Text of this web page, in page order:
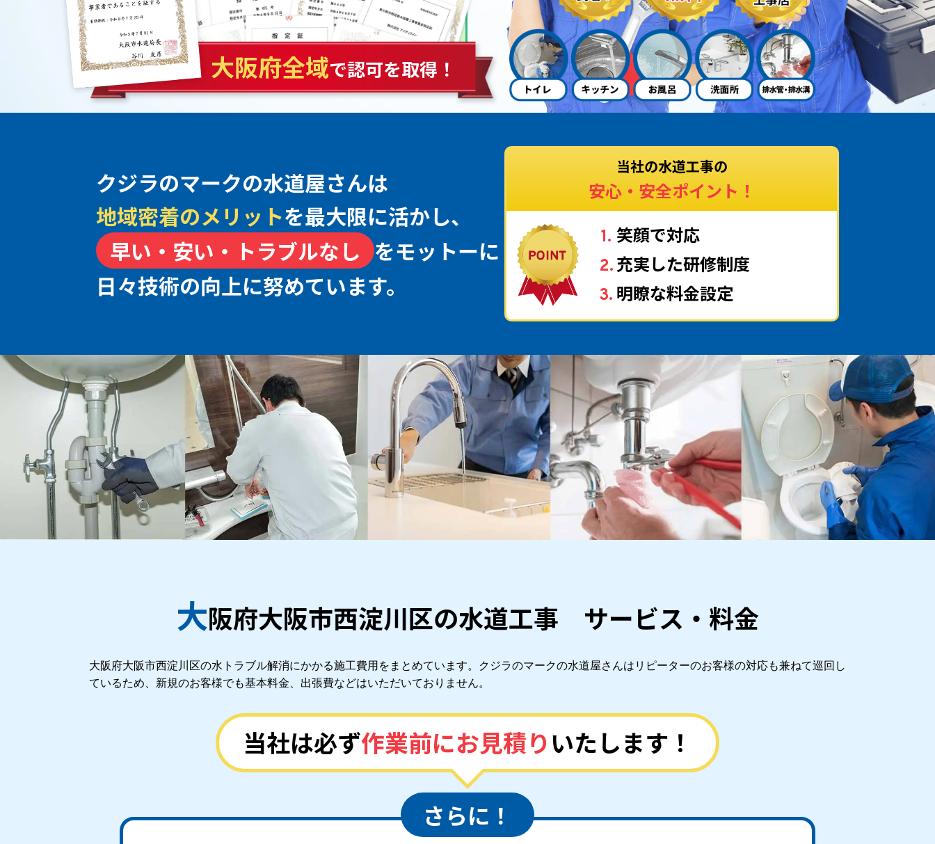
大阪府全域で認可を取得！
クジラのマークの水道屋さんは
地域密着のメリットを最大限に活かし、
早い・安い・トラブルなし をモットーに
日々技術の向上に努めています。
当社の水道工事の
安心・安全ポイント！
笑顔で対応
充実した研修制度
明瞭な料金設定
大阪府大阪市西淀川区の水道工事 サービス・料金
大阪府大阪市西淀川区の水トラブル解消にかかる施工費用をまとめています。クジラのマークの水道屋さんはリピーターのお客様の対応も兼ねて巡回し
ているため、新規のお客様でも基本料金、出張費などはいただいておりません。
当社は必ず作業前にお見積りいたします！
さらに！